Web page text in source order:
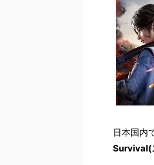
日本国内
Survival(